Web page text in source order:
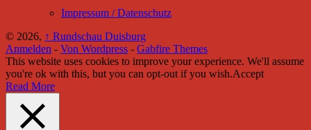
Impressum / Datenschutz
© 2026, ↑ Rundschau Duisburg
Anmelden - Von Wordpress - Gabfire Themes
This website uses cookies to improve your experience. We'll assume
you're ok with this, but you can opt-out if you wish.Accept
Read More